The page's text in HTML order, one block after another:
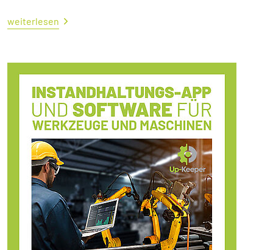
weiterlesen